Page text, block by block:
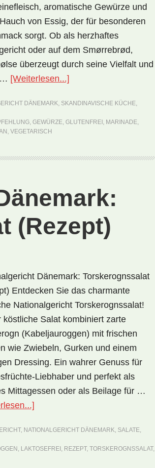
aromatische Gewürze und
von Essig, der für besonderen
sorgt. Ob als herzhaftes
oder auf dem Smørrebrød,
überzeugt durch seine Vielfalt und
[Weiterlesen...]
Rullepølse
(Rezept)
DÄNEMARK, SKANDINAVISCHE KÜCHE,
, GEWÜRZE, GLUTENFREI , MARINADE,
, VEGETARISCH
(Rezept)
Dänemark: Torskerognssalat
Entdecken Sie das charmante
Nationalgericht Torskerognssalat!
köstliche Salat kombiniert zarte
(Kabeljauroggen) mit frischen
wie Zwiebeln, Gurken und einem
Dressing. Ein wahrer Genuss für
Liebhaber und perfekt als
Mittagessen oder als Beilage für …
Torskerognssalat
(Rezept)
, NATIONALGERICHT DÄNEMARK, SALATE,
, LAKTOSEFREI , REZEPT, TORSKEROGNSSALAT,